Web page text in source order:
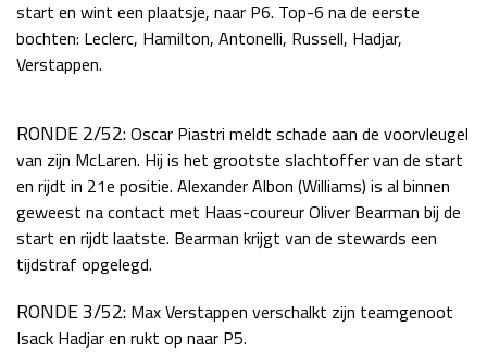
start en wint een plaatsje, naar P6. Top-6 na de eerste
bochten: Leclerc, Hamilton, Antonelli, Russell, Hadjar,
Verstappen.
RONDE 2/52:Oscar Piastri meldt schade aan de voorvleugel
van zijn McLaren. Hij is het grootste slachtoffer van de start
en rijdt in 21e positie. Alexander Albon (Williams) is al binnen
geweest na contact met Haas-coureur Oliver Bearman bij de
start en rijdt laatste. Bearman krijgt van de stewards een
tijdstraf opgelegd.
RONDE 3/52: Max Verstappen verschalkt zijn teamgenoot
Isack Hadjar en rukt op naar P5.